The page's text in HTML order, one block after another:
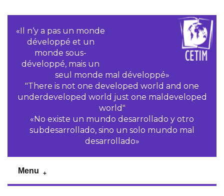
«Il n‘y a pas un monde
développé et un
monde sous-
développé, mais un
seul monde mal développé»
"There is not one developed world and one
underdeveloped world just one maldeveloped
world"
«No existe un mundo desarrollado y otro
subdesarrollado, sino un solo mundo mal
desarrollado»
Menu